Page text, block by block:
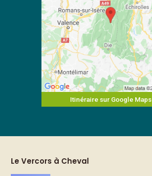
Itinéraire sur Google Maps
Le Vercors à Cheval